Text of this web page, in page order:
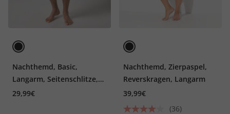
Nachthemd, Basic,
Langarm, Seitenschlitze,
bis 8 XL
29,99€
Nachthemd, Zierpaspel,
Reverskragen, Langarm
39,99€
(36)